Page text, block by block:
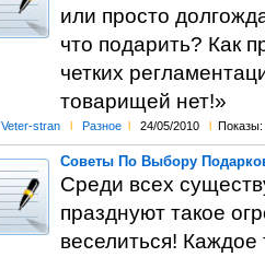
или просто
что подарить? Как
четких
товарищей нет!»
Veter-stran l Разное l 24/05/2010 l Показы:
Советы По Выбору
Среди всех
празднуют такое
веселиться! Каждое